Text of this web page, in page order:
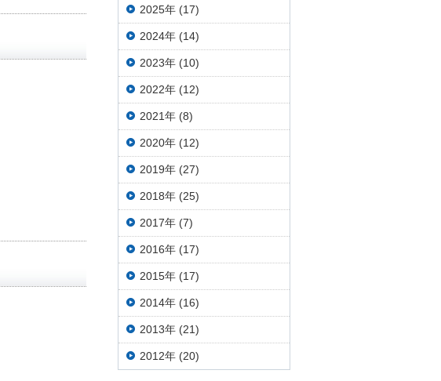
2025年 (17)
2024年 (14)
2023年 (10)
2022年 (12)
2021年 (8)
2020年 (12)
2019年 (27)
2018年 (25)
2017年 (7)
2016年 (17)
2015年 (17)
2014年 (16)
2013年 (21)
2012年 (20)